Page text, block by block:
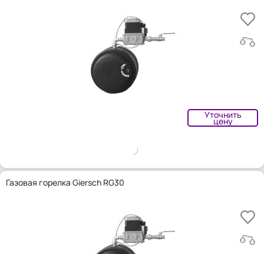
Уточнить
цену
Газовая горелка Giersch RG30